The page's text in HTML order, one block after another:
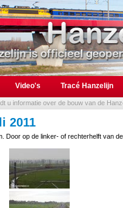
Video's Tracé Hanzelijn
u informatie over de bouw van de
2011
Door op de linker- of rechterhelft van